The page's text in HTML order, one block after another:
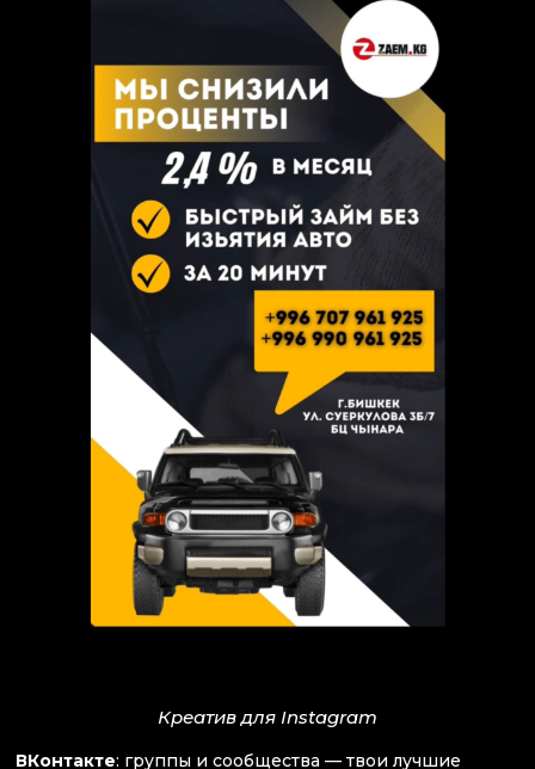
Креатив для Instagram
ВКонтакте: группы и сообщества — твои лучшие